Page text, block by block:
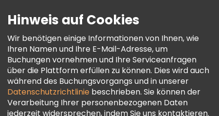
AGB Und Rechtliches
Cookie-Richtlinie
Freetour Auszeichnungen
Treueprogramm
Hinweis auf Cookies
Wir benötigen einige Informationen von Ihnen, wie
Ihren Namen und Ihre E-Mail-Adresse, um
Buchungen vornehmen und Ihre Serviceanfragen
über die Plattform erfüllen zu können. Dies wird auch
während des Buchungsvorgangs und in unserer
Datenschutzrichtlinie beschrieben. Sie können der
Verarbeitung Ihrer personenbezogenen Daten
jederzeit widersprechen, indem Sie uns kontaktieren.